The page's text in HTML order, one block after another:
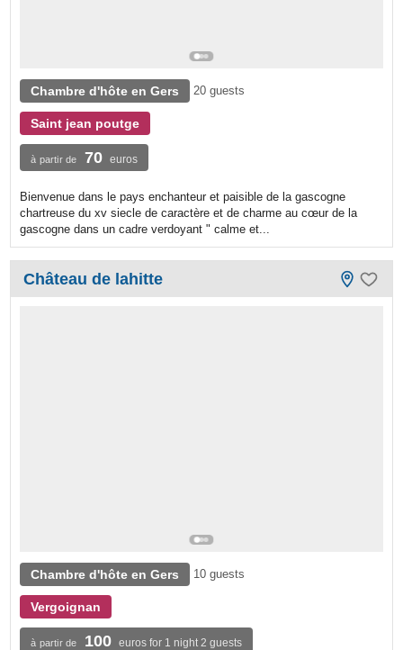
Chambre d'hôte en Gers 20 guests
Saint jean poutge
à partir de 70 euros
Bienvenue dans le pays enchanteur et paisible de la gascogne
chartreuse du xv siecle de caractère et de charme au cœur de la
gascogne dans un cadre verdoyant " calme et...
Château de lahitte
Chambre d'hôte en Gers 10 guests
Vergoignan
à partir de 100 euros for 1 night 2 guests